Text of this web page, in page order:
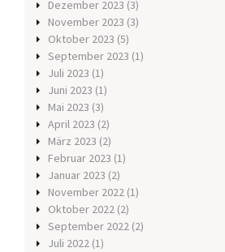
Dezember 2023 (3)
November 2023 (3)
Oktober 2023 (5)
September 2023 (1)
Juli 2023 (1)
Juni 2023 (1)
Mai 2023 (3)
April 2023 (2)
März 2023 (2)
Februar 2023 (1)
Januar 2023 (2)
November 2022 (1)
Oktober 2022 (2)
September 2022 (2)
Juli 2022 (1)